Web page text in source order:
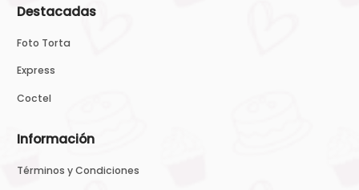
Destacadas
Foto Torta
Express
Coctel
Información
Términos y Condiciones